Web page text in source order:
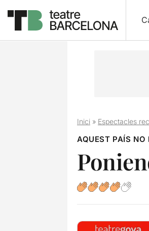
Inici» Espectacles
AQUEST PAÍS NO